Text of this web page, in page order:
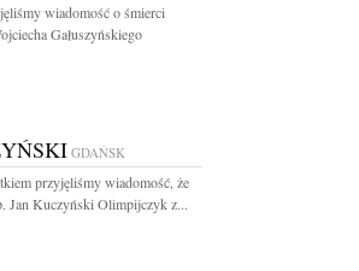
wiadomość o śmierci
Gałuszyńskiego
GDAŃSK
przyjęliśmy wiadomość, że
Jan Kuczyński Olimpijczyk z...